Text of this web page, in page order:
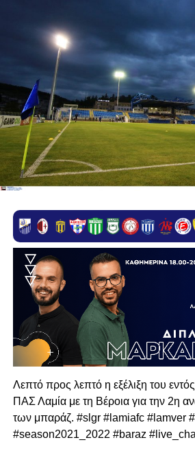
Λεπτό προς λεπτό η εξέλιξη του
ΠΑΣ Λαμία με τη Βέροια για την 2η
των μπαράζ. #slgr #lamiafc #lamver
#season2021_2022 #baraz